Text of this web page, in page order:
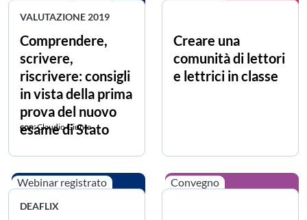
VALUTAZIONE 2019
Comprendere,
scrivere,
riscrivere: consigli
in vista della prima
prova del nuovo
esame di Stato
con:Claudio Giunta
Creare una
comunità di lettori
e lettrici in classe
Webinar registrato
DEAFLIX
Convegno